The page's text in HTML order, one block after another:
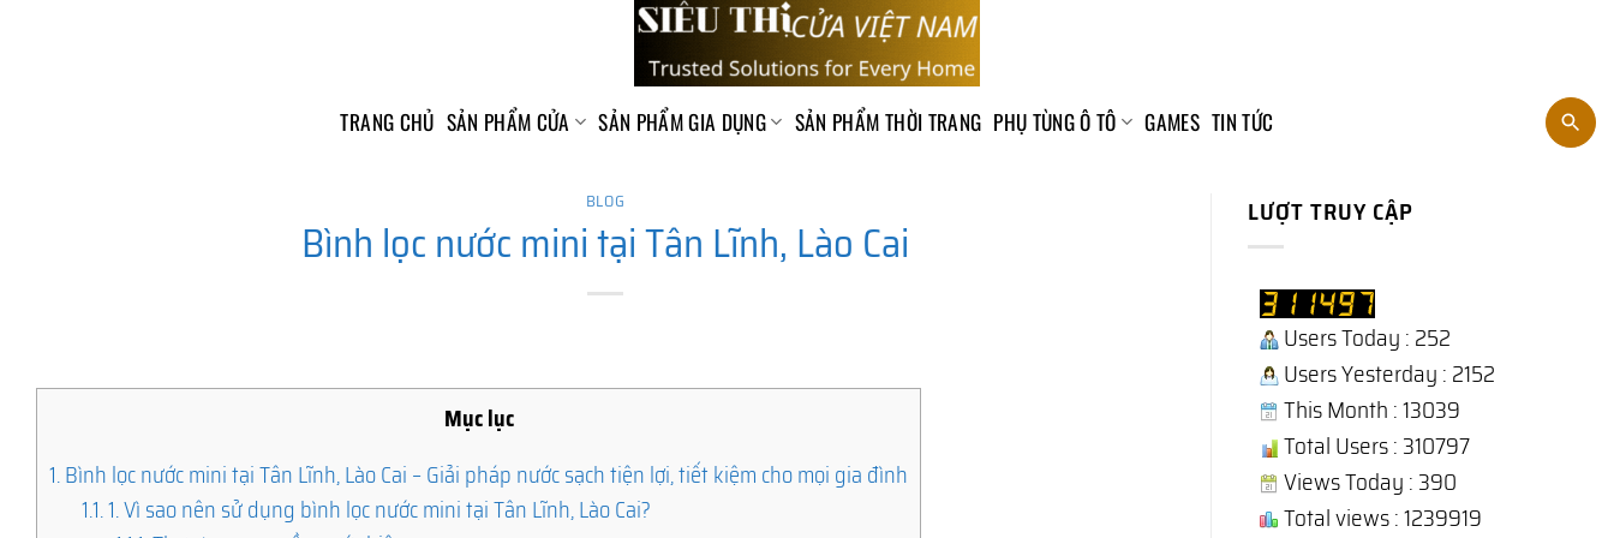
TRANG CHỦ SẢN PHẨM CỬA SẢN PHẨM GIA DỤNG SẢN PHẨM THỜI TRANG PHỤ TÙNG Ô TÔ GAMES TIN TỨC
BLOG
Bình lọc nước mini tại Tân Lĩnh, Lào Cai
Mục lục
1.Bình lọc nước mini tại Tân Lĩnh, Lào Cai – Giải pháp nước sạch tiện lợi, tiết kiệm cho mọi gia đình
1.1.1. Vì sao nên sử dụng bình lọc nước mini tại Tân Lĩnh, Lào Cai?
LƯỢT TRUY CẬP
Users Today : 252
Users Yesterday : 2152
This Month : 13039
Total Users : 310797
Views Today : 390
Total views : 1239919